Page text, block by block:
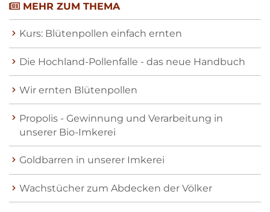
MEHR ZUM THEMA
Kurs: Blütenpollen einfach ernten
Die Hochland-Pollenfalle - das neue Handbuch
Wir ernten Blütenpollen
Propolis - Gewinnung und Verarbeitung in
unserer Bio-Imkerei
Goldbarren in unserer Imkerei
Wachstücher zum Abdecken der Völker